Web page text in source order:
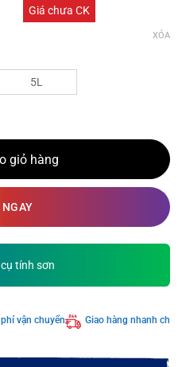
Giá chưa CK
5L
XÓA
số lượng
giỏ hàng
tính sơn
vận chuyển Giao hàng nhanh